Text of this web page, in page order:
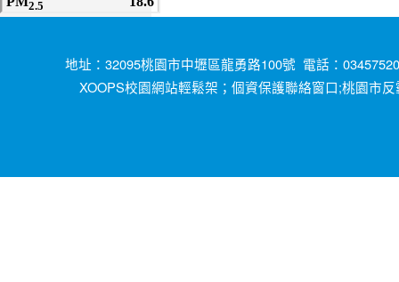
地址：32095桃園市中壢區龍勇路100號 電話：
XOOPS校園網站輕鬆架； 個資保護聯絡窗口 ;桃園市